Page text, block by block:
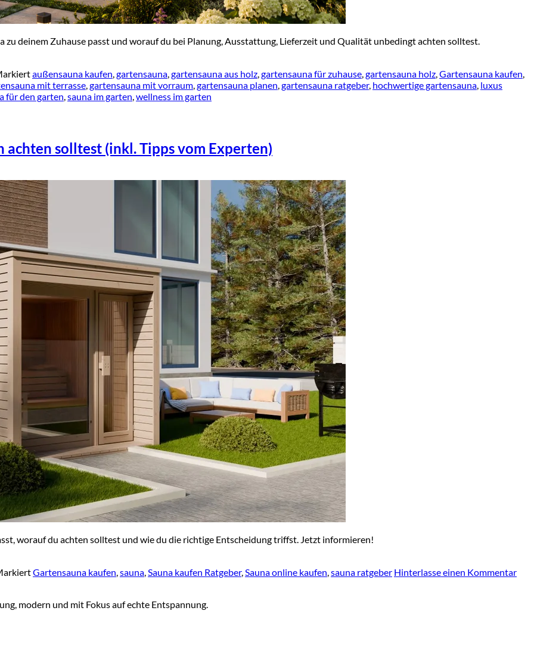
zu deinem Zuhause passt und worauf du bei Planung, Ausstattung, Lieferzeit und Qualität unbedingt achten solltest.
außensauna kaufen,gartensauna,gartensauna aus holz,gartensauna für zuhause,gartensauna holz,Gartensauna kaufen,
mit terrasse,gartensauna mit vorraum,gartensauna planen,gartensauna ratgeber, hochwertige gartensauna, luxus
für den garten,sauna im garten,wellness im garten
solltest (inkl. Tipps vom Experten)
worauf du achten solltest und wie du die richtige Entscheidung triffst. Jetzt informieren!
Gartensauna kaufen sauna Sauna kaufen Ratgeber, Sauna online kaufen sauna ratgeber Hinterlasse einen Kommentar
modern und mit Fokus auf echte Entspannung.